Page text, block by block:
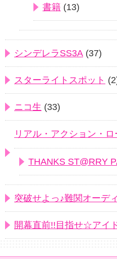
書籍 (13)
シンデレラSS3A (37)
スターライトスポット
ニコ生 (33)
リアル・アクション・
THANKS ST@RRY
突破せよっ♪難関オーデ
開幕直前!!目指せ☆アイ